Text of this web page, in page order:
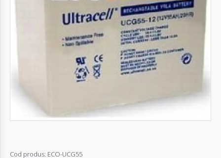
Configurator
Cod produs: ECO-UCG55